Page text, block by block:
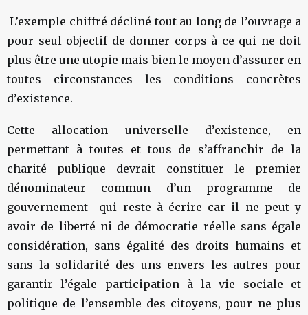
L’exemple chiffré décliné tout au long de l’ouvrage a
pour seul objectif de donner corps à ce qui ne doit
plus être une utopie mais bien le moyen d’assurer en
toutes circonstances les conditions concrètes
d’existence.
Cette allocation universelle d’existence, en
permettant à toutes et tous de s’affranchir de la
charité publique devrait constituer le premier
dénominateur commun d’un programme de
gouvernement qui reste à écrire car il ne peut y
avoir de liberté ni de démocratie réelle sans égale
considération, sans égalité des droits humains et
sans la solidarité des uns envers les autres pour
garantir l’égale participation à la vie sociale et
politique de l’ensemble des citoyens, pour ne plus